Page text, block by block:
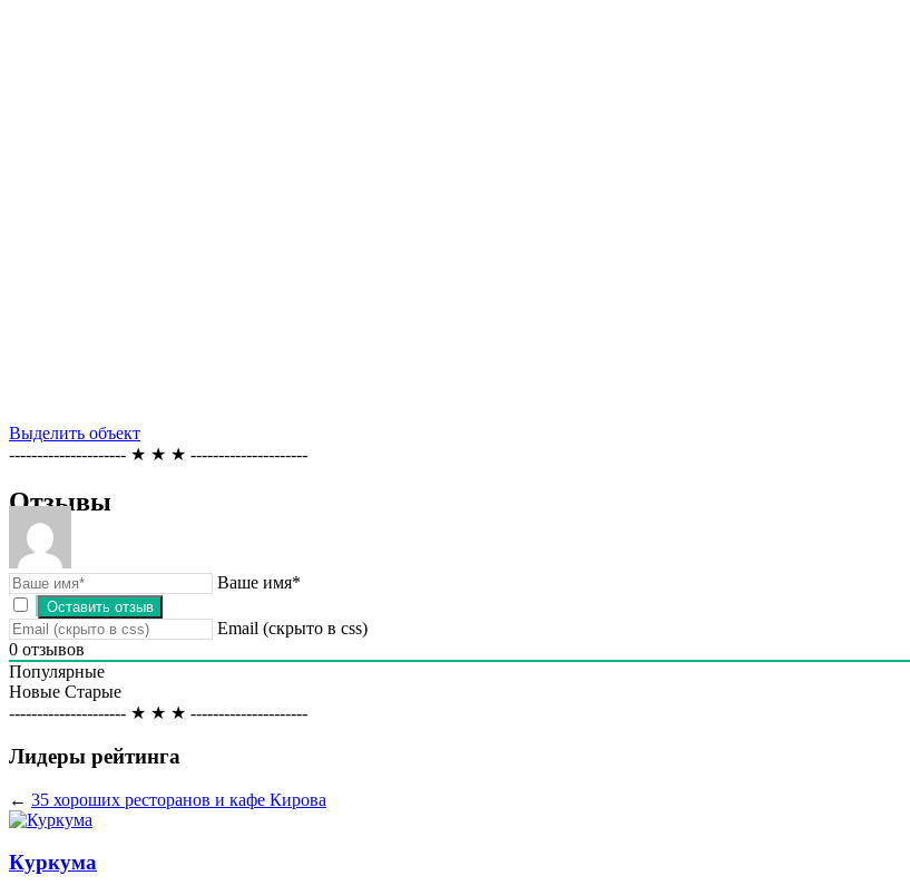
Выделить объект
--------------------- ★ ★ ★ ---------------------
Отзывы
Ваше имя*
Email (скрыто в css)
0 отзывов
Популярные
Новые Старые
--------------------- ★ ★ ★ ---------------------
Лидеры рейтинга
← 35 хороших ресторанов и кафе Кирова
Куркума